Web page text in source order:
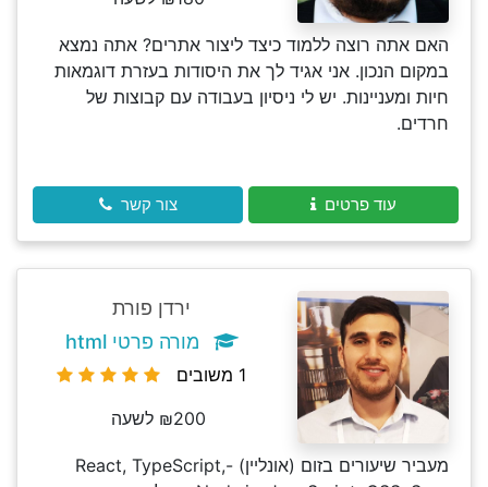
האם אתה רוצה ללמוד כיצד ליצור אתרים? אתה נמצא
במקום הנכון. אני אגיד לך את היסודות בעזרת דוגמאות
חיות ומעניינות. יש לי ניסיון בעבודה עם קבוצות של
חרדים.
עוד פרטים צור קשר
ירדן פורת
מורה פרטי html
1 משובים
₪200 לשעה
מעביר שיעורים בזום (אונליין) -React, TypeScript,